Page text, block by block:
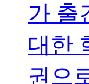
가 출
대한
권으